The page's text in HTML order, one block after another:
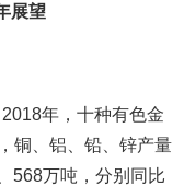
展望
年，十种有色金
铜、铝、铅、锌产量
568万吨，分别同比